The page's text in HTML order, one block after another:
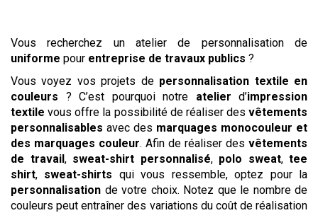
Vous recherchez un atelier de personnalisation de
uniforme pour entreprise de travaux publics ?
Vous voyez vos projets de personnalisation textile en
couleurs ? C’est pourquoi notre atelier d’impression
textile vous offre la possibilité de réaliser des vêtements
personnalisables avec des marquages monocouleur et
des marquages couleur. Afin de réaliser des vêtements
de travail, sweat-shirt personnalisé, polo sweat, tee
shirt, sweat-shirts qui vous ressemble, optez pour la
personnalisation de votre choix. Notez que le nombre de
couleurs peut entraîner des variations du coût de réalisation